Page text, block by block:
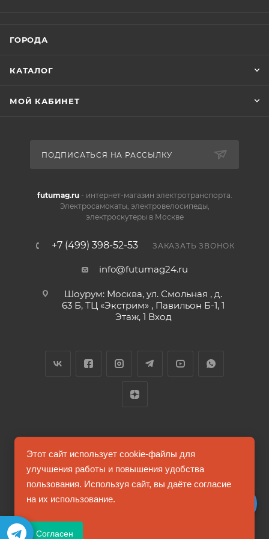
ГОРОДА
КАТАЛОГ
МОЙ КАБИНЕТ
ПОДПИСАТЬСЯ НА РАССЫЛКУ
futumag.ru- интернет-магазин электротранспорта.
Электросамокаты, электровелосипеды,
электроскутеры в Москве
+7 (499) 398-52-53 ЗАКАЗАТЬ ЗВОНОК
info@futumag24.ru
Шоурум: Москва, ул. Смольная , д.
63 Б, ТЦ «Экстрим» , Павильон Б-1, 1
Этаж, 1 Вход
2026 © FUTUMAG.RU
Информация на сайте не является публичной офертой
Этот сайт использует cookie-файлы для
улучшения работы и повышения удобства
пользования. Используя сайт, вы даёте согласие
на их использование.
Согласен